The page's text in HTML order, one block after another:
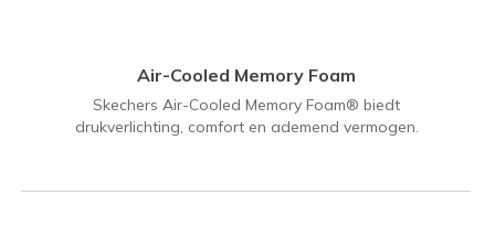
Air-Cooled Memory Foam
Skechers Air-Cooled Memory Foam® biedt
drukverlichting, comfort en ademend vermogen.